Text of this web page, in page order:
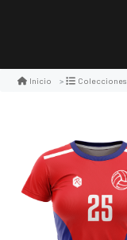
Inicio Colecciones